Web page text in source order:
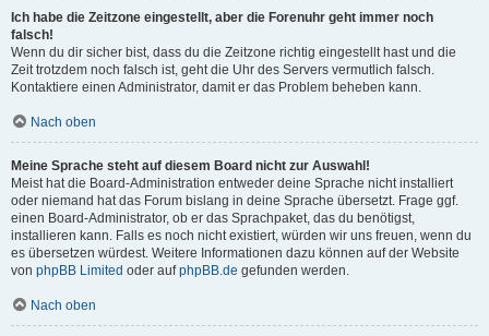
Ich habe die Zeitzone eingestellt, aber die Forenuhr geht immer noch
falsch!
Wenn du dir sicher bist, dass du die Zeitzone richtig eingestellt hast und die
Zeit trotzdem noch falsch ist, geht die Uhr des Servers vermutlich falsch.
Kontaktiere einen Administrator, damit er das Problem beheben kann.
Nach oben
Meine Sprache steht auf diesem Board nicht zur Auswahl!
Meist hat die Board-Administration entweder deine Sprache nicht installiert
oder niemand hat das Forum bislang in deine Sprache übersetzt. Frage ggf.
einen Board-Administrator, ob er das Sprachpaket, das du benötigst,
installieren kann. Falls es noch nicht existiert, würden wir uns freuen, wenn du
es übersetzen würdest. Weitere Informationen dazu können auf der Website
von phpBB Limited oder aufphpBB.de gefunden werden.
Nach oben